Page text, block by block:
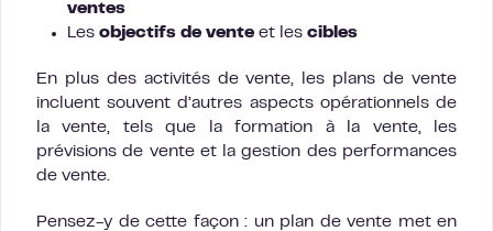
ventes
Les objectifs de vente et les cibles
En plus des activités de vente, les plans de vente
incluent souvent d’autres aspects opérationnels de
la vente, tels que la formation à la vente, les
prévisions de vente et la gestion des performances
de vente.
Pensez-y de cette façon : un plan de vente met en